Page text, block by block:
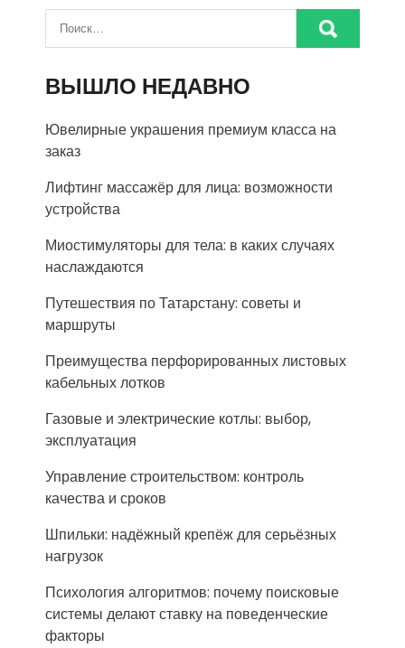
ВЫШЛО НЕДАВНО
Ювелирные украшения премиум класса на
заказ
Лифтинг массажёр для лица: возможности
устройства
Миостимуляторы для тела: в каких случаях
наслаждаются
Путешествия по Татарстану: советы и
маршруты
Преимущества перфорированных листовых
кабельных лотков
Газовые и электрические котлы: выбор,
эксплуатация
Управление строительством: контроль
качества и сроков
Шпильки: надёжный крепёж для серьёзных
нагрузок
Психология алгоритмов: почему поисковые
системы делают ставку на поведенческие
факторы